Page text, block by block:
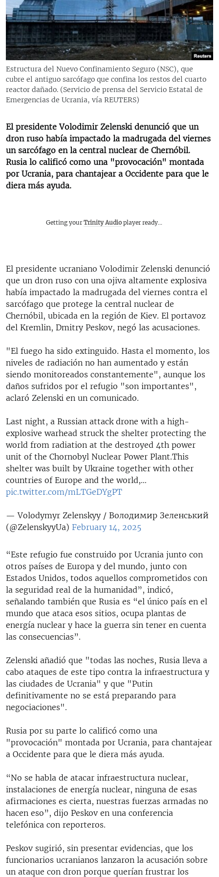
RADIO MARTÍ
ESPECIALES
ESPECIALES
LA REALIDAD DE LA VIVIENDA EN CUBA
SER VIEJO EN CUBA
KENTU-CUBANO
DESINFORMACIÓN RUSA EN AMÉRICA LATINA
LA INVASIÓN DE RUSIA A UCRANIA
MULTIMEDIA
EDITORIALES
SÍGUENOS
Estructura del Nuevo Confinamiento Seguro (NSC), que
cubre el antiguo sarcófago que confina los restos del cuarto
reactor dañado. (Servicio de prensa del Servicio Estatal de
Emergencias de Ucrania, vía REUTERS)
El presidente Volodimir Zelenski denunció que un
dron ruso había impactado la madrugada del viernes
un sarcófago en la central nuclear de Chernóbil.
Rusia lo calificó como una "provocación" montada
por Ucrania, para chantajear a Occidente para que le
diera más ayuda.
Getting yourTrinity Audio player ready...
El presidente ucraniano Volodimir Zelenski denunció
que un dron ruso con una ojiva altamente explosiva
había impactado la madrugada del viernes contra el
sarcófago que protege la central nuclear de
Chernóbil, ubicada en la región de Kiev. El portavoz
del Kremlin, Dmitry Peskov, negó las acusaciones.
"El fuego ha sido extinguido. Hasta el momento, los
niveles de radiación no han aumentado y están
siendo monitoreados constantemente", aunque los
daños sufridos por el refugio "son importantes",
aclaró Zelenski en un comunicado.
Last night, a Russian attack drone with a high-
explosive warhead struck the shelter protecting the
world from radiation at the destroyed 4th power
unit of the Chornobyl Nuclear Power Plant.This
shelter was built by Ukraine together with other
countries of Europe and the world,…
pic.twitter.com/mLTGeDYgPT
— Volodymyr Zelenskyy / Володимир Зеленський
(@ZelenskyyUa) February 14, 2025
“Este refugio fue construido por Ucrania junto con
otros países de Europa y del mundo, junto con
Estados Unidos, todos aquellos comprometidos con
la seguridad real de la humanidad”, indicó,
señalando también que Rusia es “el único país en el
mundo que ataca esos sitios, ocupa plantas de
energía nuclear y hace la guerra sin tener en cuenta
las consecuencias”.
Zelenski añadió que "todas las noches, Rusia lleva a
cabo ataques de este tipo contra la infraestructura y
las ciudades de Ucrania" y que "Putin
definitivamente no se está preparando para
negociaciones".
Rusia por su parte lo calificó como una
"provocación" montada por Ucrania, para chantajear
a Occidente para que le diera más ayuda.
“No se habla de atacar infraestructura nuclear,
instalaciones de energía nuclear, ninguna de esas
afirmaciones es cierta, nuestras fuerzas armadas no
hacen eso”, dijo Peskov en una conferencia
telefónica con reporteros.
Peskov sugirió, sin presentar evidencias, que los
funcionarios ucranianos lanzaron la acusación sobre
un ataque con dron porque querían frustrar los